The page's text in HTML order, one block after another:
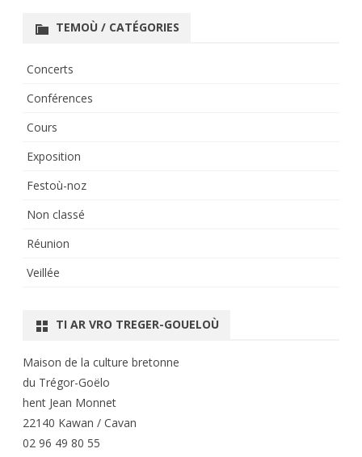
TEMOÙ / CATÉGORIES
Concerts
Conférences
Cours
Exposition
Festoù-noz
Non classé
Réunion
Veillée
TI AR VRO TREGER-GOUELOÙ
Maison de la culture bretonne
du Trégor-Goëlo
hent Jean Monnet
22140 Kawan / Cavan
02 96 49 80 55